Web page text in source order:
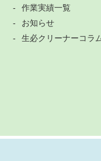
作業実績一覧
お知らせ
生必クリーナーコラ